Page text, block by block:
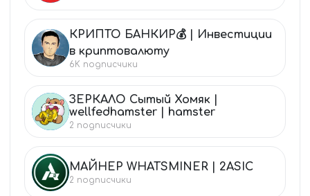
КР
КРИПТО БАНКИР💰 | Инвестиции
в криптовалюту
6K подписчики
ЗЕ
ЗЕРКАЛО Сытый Хомяк |
wellfedhamster | hamster
2 подписчики
МА МАЙНЕР WHATSMINER | 2ASIC
2 подписчики